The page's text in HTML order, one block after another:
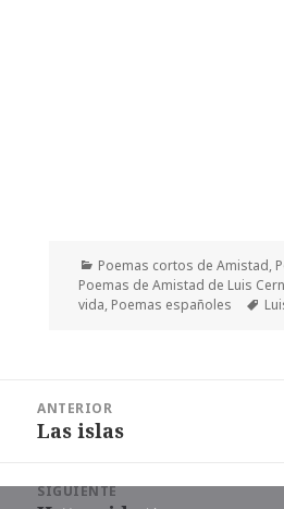
Categorías
Poemas cortos de Amistad,
Poemas de Amistad de Luis
vida, Poemas españoles
entradas
ANTERIOR
Entrada
Las islas
SIGUIENTE